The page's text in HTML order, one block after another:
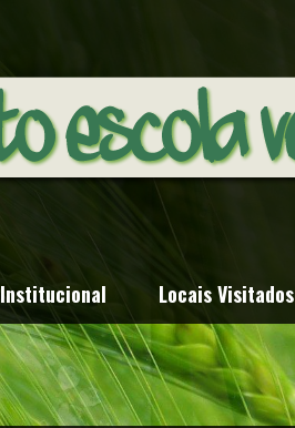
Institucional Locais Visitados